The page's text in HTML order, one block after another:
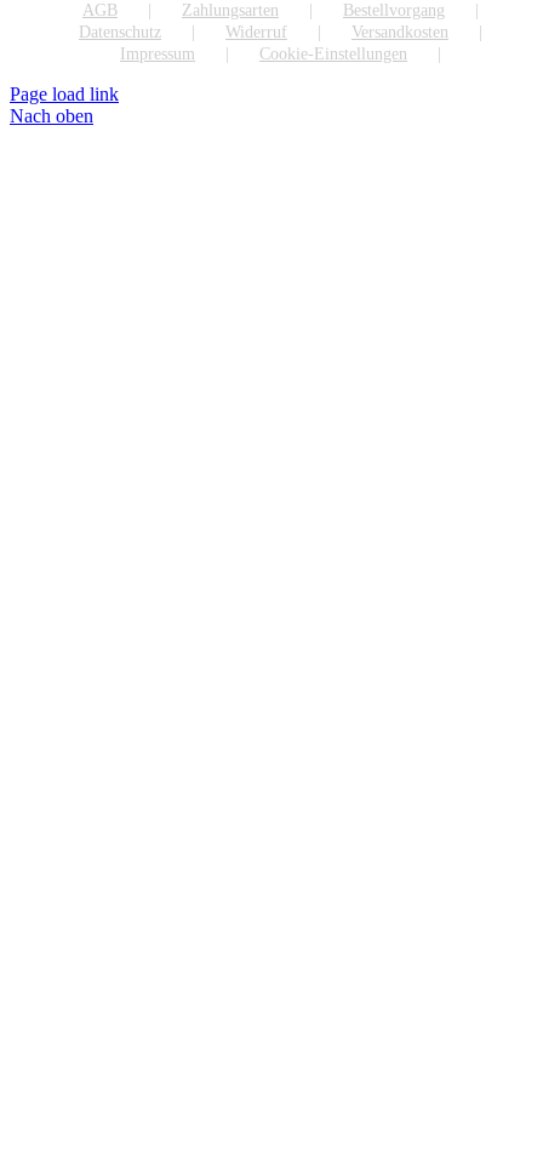
AGB Zahlungsarten
Bestellvorgang
Datenschutz
Widerruf
Versandkosten
Impressum
Cookie-Einstellungen
Page load link
Nach oben